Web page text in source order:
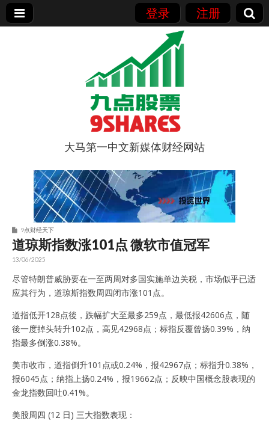
登录 注册
9点股票
大马第一中文新媒体财经网站
9点财经天下
道琼斯指数涨101点 微软市值冠军
13/06/2025
尽管特朗普威胁要在一至两周对多国实施单边关税，市场似乎已适
应其行为，道琼斯指数周四闭市涨101点。
道指低开128点後，跌幅扩大至最多259点，最低报42606点，随
後一度掉头转升102点，高见42968点；标指反覆曾扬0.39%，纳
指最多倒涨0.38%。
美市收市，道指倒升101点或0.24%，报42967点；标指升0.38%，
报6045点；纳指上扬0.24%，报19662点；反映中国概念股表现的
金龙指数回吐0.41%。
美股周四 (12 日) 三大指数表现：